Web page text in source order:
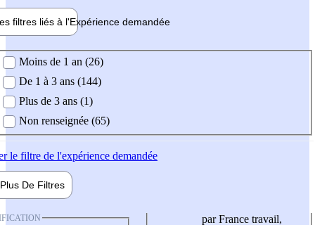
filtres liés à l'Expérience demandée
demandée
Moins de 1 an (26)
De 1 à 3 ans (144)
Plus de 3 ans (1)
Non renseignée (65)
le filtre de l'expérience demandée
Plus De Filtres
par France travail,